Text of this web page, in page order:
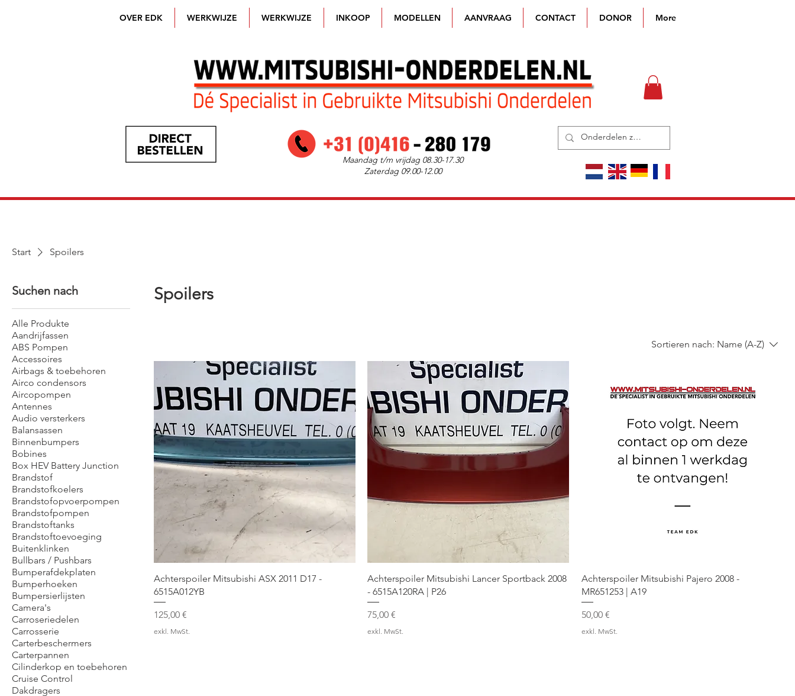
OVER EDK WERKWIJZE WERKWIJZE INKOOP MODELLEN AANVRAAG CONTACT DONOR More
Maandag t/m vrijdag 08.30-17.30
Zaterdag 09.00-12.00
Start Spoilers
Suchen nach
Alle Produkte
Aandrijfassen
ABS Pompen
Accessoires
Airbags & toebehoren
Airco condensors
Aircopompen
Antennes
Audio versterkers
Balansassen
Binnenbumpers
Bobines
Box HEV Battery Junction
Brandstof
Brandstofkoelers
Brandstofopvoerpompen
Brandstofpompen
Brandstoftanks
Brandstoftoevoeging
Buitenklinken
Bullbars / Pushbars
Bumperafdekplaten
Bumperhoeken
Bumpersierlijsten
Camera's
Carroseriedelen
Carrosserie
Carterbeschermers
Carterpannen
Cilinderkop en toebehoren
Cruise Control
Dakdragers
Spoilers
Sortieren nach: Name (A-Z)
Achterspoiler Mitsubishi ASX 2011 D17 -
6515A012YB
Preis
125,00 €
exkl. MwSt.
Achterspoiler Mitsubishi Lancer Sportback 2008
- 6515A120RA | P26
Preis
75,00 €
exkl. MwSt.
Achterspoiler Mitsubishi Pajero 2008 -
MR651253 | A19
Preis
50,00 €
exkl. MwSt.